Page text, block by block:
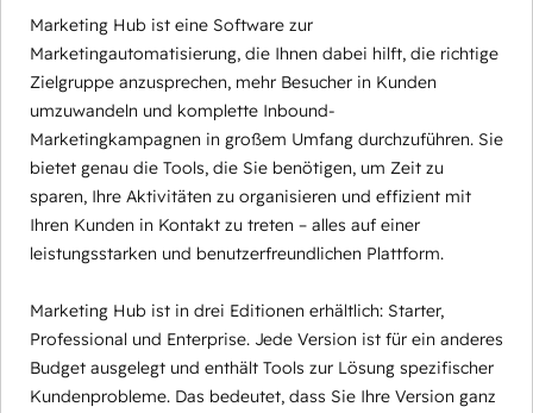
Marketing Hub ist eine Software zur
Marketingautomatisierung, die Ihnen dabei hilft, die richtige
Zielgruppe anzusprechen, mehr Besucher in Kunden
umzuwandeln und komplette Inbound-
Marketingkampagnen in großem Umfang durchzuführen. Sie
bietet genau die Tools, die Sie benötigen, um Zeit zu
sparen, Ihre Aktivitäten zu organisieren und effizient mit
Ihren Kunden in Kontakt zu treten – alles auf einer
leistungsstarken und benutzerfreundlichen Plattform.
Marketing Hub ist in drei Editionen erhältlich: Starter,
Professional und Enterprise. Jede Version ist für ein anderes
Budget ausgelegt und enthält Tools zur Lösung spezifischer
Kundenprobleme. Das bedeutet, dass Sie Ihre Version ganz